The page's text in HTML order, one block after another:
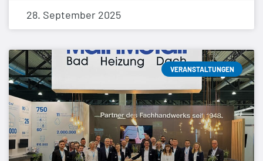
28. September 2025
VERANSTALTUNGEN